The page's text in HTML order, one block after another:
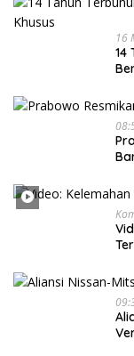
16
14